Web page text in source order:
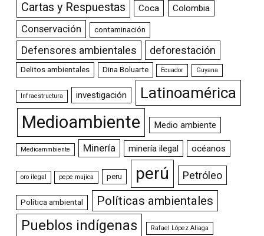
Cartas y Respuestas Coca Colombia
Conservación contaminación
Defensores ambientales deforestación
Delitos ambientales Dina Boluarte Ecuador Guyana
Infraestructura investigación Latinoamérica
Medioambiente Medio ambiente
Medioammbiente Minería minería ilegal océanos
oro ilegal pepe mujica peru perú Petróleo
Política ambiental Políticas ambientales
Pueblos indígenas Rafael López Aliaga